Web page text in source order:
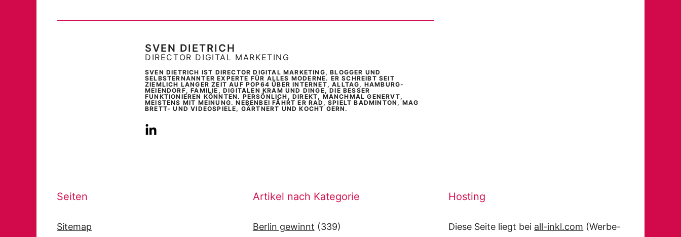
SVEN DIETRICH
DIRECTOR DIGITAL MARKETING
SVEN DIETRICH IST DIRECTOR DIGITAL MARKETING, BLOGGER UND
SELBSTERNANNTER EXPERTE FÜR ALLES MODERNE. ER SCHREIBT SEIT
ZIEMLICH LANGER ZEIT AUF POP64 ÜBER INTERNET, ALLTAG, HAMBURG-
MEIENDORF, FAMILIE, DIGITALEN KRAM UND DINGE, DIE BESSER
FUNKTIONIEREN KÖNNTEN. PERSÖNLICH, DIREKT, MANCHMAL GENERVT,
MEISTENS MIT MEINUNG. NEBENBEI FÄHRT ER RAD, SPIELT BADMINTON, MAG
BRETT- UND VIDEOSPIELE, GÄRTNERT UND KOCHT GERN.
Seiten
Sitemap
Artikel nach Kategorie
Berlin gewinnt (339)
Hosting
Diese Seite liegt bei all-inkl.com (Werbe-